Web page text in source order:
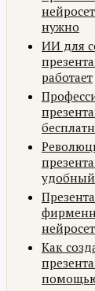
нужно
ИИ для
работает
Как